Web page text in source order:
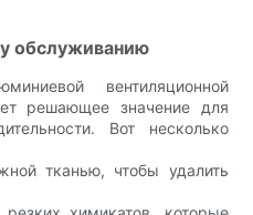
обслуживанию
вентиляционной
решающее значение для
Вот несколько
тканью, чтобы удалить